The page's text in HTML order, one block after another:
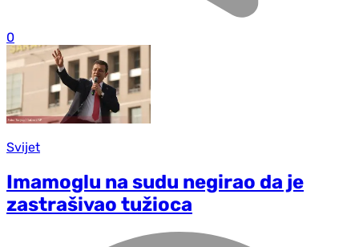
0
Svijet
Imamoglu na sudu negirao da je
zastrašivao tužioca